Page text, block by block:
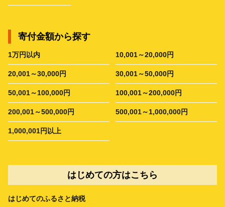
寄付金額から探す
1万円以内 10,001～20,000円
20,001～30,000円 30,001～50,000円
50,001～100,000円 100,001～200,000円
200,001～500,000円 500,001～1,000,000円
1,000,001円以上
はじめての方はこちら
はじめてのふるさと納税